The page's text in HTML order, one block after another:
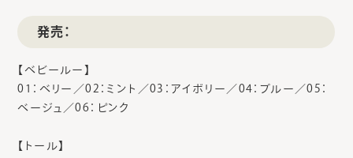
発売：
【ベビールー】
01：ベリー／02：ミント／03：アイボリー／04：ブルー／05：
ベージュ／06：ピンク
【トール】